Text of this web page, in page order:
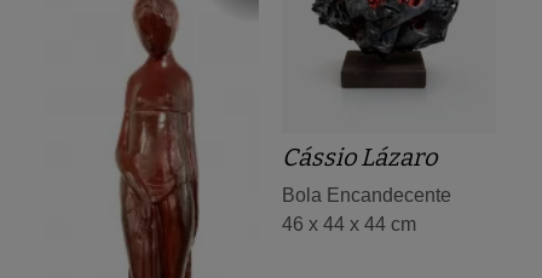
Cássio Lázaro
Bola Encandecente
46 x 44 x 44 cm